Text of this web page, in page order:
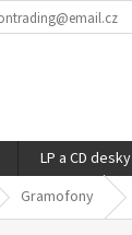
LP a CD desky
Gramofony